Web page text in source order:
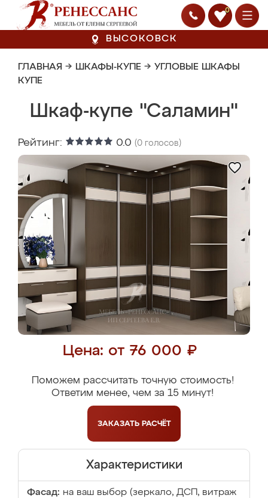
0
ВЫСОКОВСК
ГЛАВНАЯ → ШКАФЫ-КУПЕ → УГЛОВЫЕ ШКАФЫ
КУПЕ
Шкаф-купе "Саламин"
Рейтинг: 0.0 (0 голосов)
Цена: от 76 000 ₽
Поможем рассчитать точную стоимость!
Ответим менее, чем за 15 минут!
ЗАКАЗАТЬ РАСЧЁТ
Характеристики
Фасад: на ваш выбор (зеркало, ДСП, витраж